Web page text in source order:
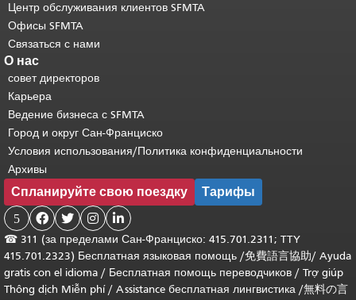
Центр обслуживания клиентов SFMTA
Офисы SFMTA
Связаться с нами
О нас
совет директоров
Карьера
Ведение бизнеса с SFMTA
Город и округ Сан-Франциско
Условия использования/Политика конфиденциальности
Архивы
Спланируйте свою поездку Тарифы
5    
☎ 311 (за пределами Сан-Франциско: 415.701.2311; TTY
415.701.2323) Бесплатная языковая помощь /免費語言協助/ Ayuda
gratis con el idioma / Бесплатная помощь переводчиков / Trợ giúp
Thông dịch Miễn phí/ Assistance бесплатная лингвистика /無料の言